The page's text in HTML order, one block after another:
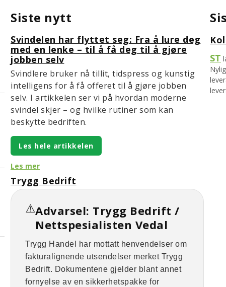
Siste nytt
Svindelen har flyttet seg: Fra å lure deg
med en lenke – til å få deg til å gjøre
jobben selv
Svindlere bruker nå tillit, tidspress og kunstig
intelligens for å få offeret til å gjøre jobben
selv. I artikkelen ser vi på hvordan moderne
svindel skjer – og hvilke rutiner som kan
beskytte bedriften.
Les hele artikkelen
Les mer
Trygg Bedrift
⚠️Advarsel: Trygg Bedrift /
Nettspesialisten Vedal
Trygg Handel har mottatt henvendelser om
fakturalignende utsendelser merket Trygg
Bedrift. Dokumentene gjelder blant annet
fornyelse av en sikkerhetspakke for
ST